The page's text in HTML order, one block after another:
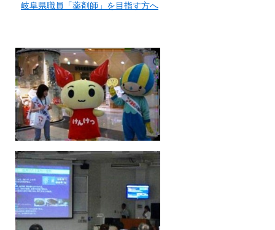
岐阜県職員「薬剤師」を目指す方へ